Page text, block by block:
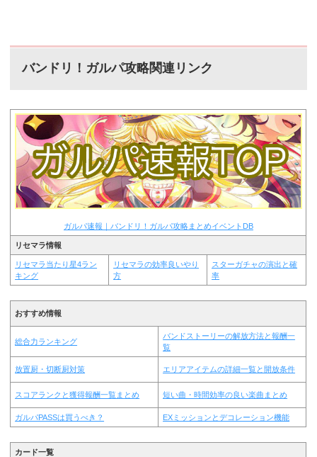
バンドリ！ガルパ攻略関連リンク
ガルパ速報｜バンドリ！ガルパ攻略まとめイベントDB
リセマラ情報
リセマラ当たり星4ラン
キング
リセマラの効率良いやり
方
スターガチャの演出と確
率
おすすめ情報
総合力ランキング
バンドストーリーの解放方法と報酬一
覧
放置厨・切断厨対策 エリアアイテムの詳細一覧と開放条件
スコアランクと獲得報酬一覧まとめ 短い曲・時間効率の良い楽曲まとめ
ガルパPASSは買うべき？ EXミッションとデコレーション機能
カード一覧